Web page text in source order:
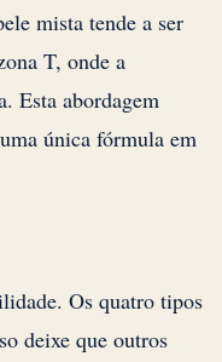
mista tende a ser
T, onde a
Esta abordagem
única fórmula em
Os quatro tipos
deixe que outros